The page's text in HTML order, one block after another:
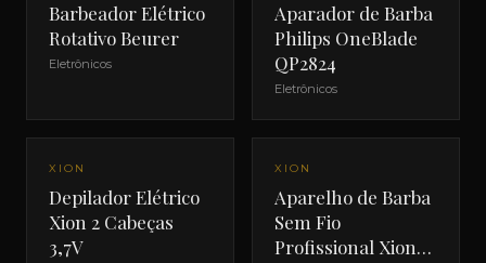
Barbeador Elétrico
Rotativo Beurer
Eletrônicos
Aparador de Barba
Philips OneBlade
QP2824
Eletrônicos
NOVO
XION
Depilador Elétrico
Xion 2 Cabeças
3,7V
NOVO
XION
Aparelho de Barba
Sem Fio
Profissional Xion